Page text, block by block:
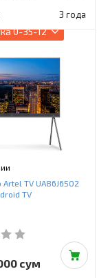
3 года
0-35-12
Artel TV UA86J6502
TV
сум